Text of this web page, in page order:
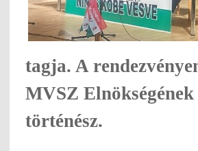
tagja. A
MVSZ
történész.